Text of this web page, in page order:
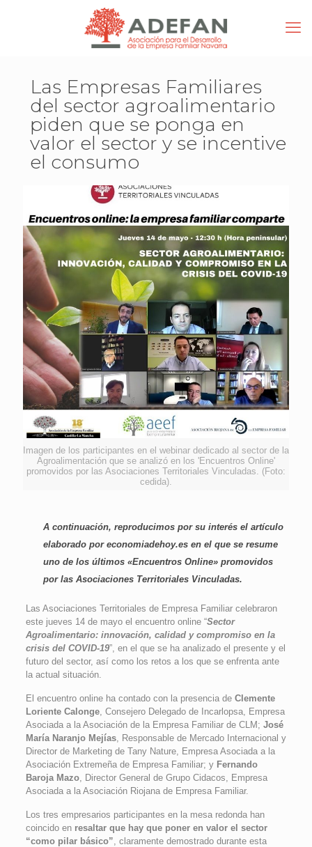
Las Empresas Familiares
del sector agroalimentario
piden que se ponga en
valor el sector y se incentive
el consumo
Imagen de los participantes en el webinar dedicado al sector de la
Agroalimentación que se analizó en los 'Encuentros Online'
promovidos por las Asociaciones Territoriales Vinculadas. (Foto:
cedida).
A continuación, reproducimos por su interés el artículo
elaborado por economiadehoy.esen el que se resume
uno de los últimos «Encuentros Online» promovidos
por las Asociaciones Territoriales Vinculadas.
Las Asociaciones Territoriales de Empresa Familiar celebraron
este jueves 14 de mayo el encuentro online “Sector
Agroalimentario: innovación, calidad y compromiso en la
crisis del COVID-19”, en el que se ha analizado el presente y el
futuro del sector, así como los retos a los que se enfrenta ante
la actual situación.
El encuentro online ha contado con la presencia de Clemente
Loriente Calonge, Consejero Delegado de Incarlopsa, Empresa
Asociada a la Asociación de la Empresa Familiar de CLM; José
María Naranjo Mejías, Responsable de Mercado Internacional y
Director de Marketing de Tany Nature, Empresa Asociada a la
Asociación Extremeña de Empresa Familiar; y Fernando
Baroja Mazo, Director General de Grupo Cidacos, Empresa
Asociada a la Asociación Riojana de Empresa Familiar.
Los tres empresarios participantes en la mesa redonda han
coincido en resaltar que hay que poner en valor el sector
“como pilar básico” , claramente demostrado durante esta